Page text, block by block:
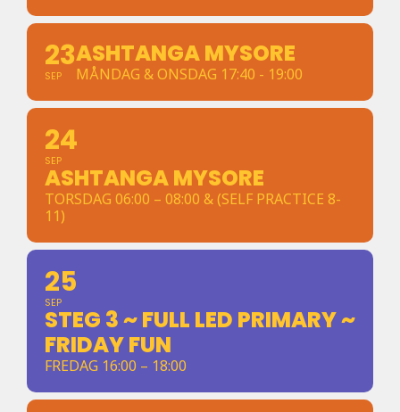
23
SEP
ASHTANGA MYSORE
MÅNDAG & ONSDAG 17:40 - 19:00
24
SEP
ASHTANGA MYSORE
TORSDAG 06:00 – 08:00 & (SELF PRACTICE 8-
11)
25
SEP
STEG 3 ~ FULL LED PRIMARY ~
FRIDAY FUN
FREDAG 16:00 – 18:00